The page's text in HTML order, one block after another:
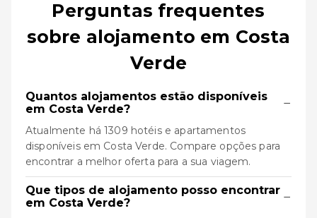
Perguntas frequentes
sobre alojamento em Costa
Verde
Quantos alojamentos estão disponíveis
em Costa Verde?
−
Atualmente há 1309 hotéis e apartamentos
disponíveis em Costa Verde. Compare opções para
encontrar a melhor oferta para a sua viagem.
Que tipos de alojamento posso encontrar
em Costa Verde?
−